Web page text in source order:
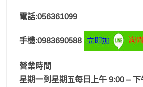
電話:056361099
手機:0983690588
營業時間
星期一到星期五每日上午 9:00 – 下